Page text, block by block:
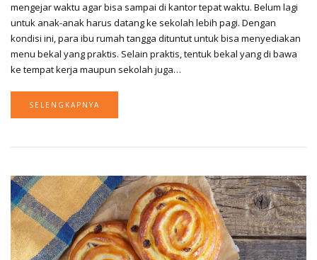
mengejar waktu agar bisa sampai di kantor tepat waktu. Belum lagi
untuk anak-anak harus datang ke sekolah lebih pagi. Dengan
kondisi ini, para ibu rumah tangga dituntut untuk bisa menyediakan
menu bekal yang praktis. Selain praktis, tentuk bekal yang di bawa
ke tempat kerja maupun sekolah juga…
SELENGKAPNYA